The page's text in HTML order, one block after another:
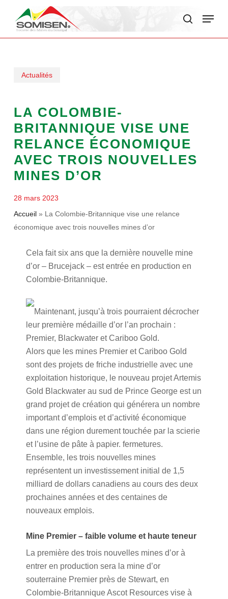
Menu
Actualités
LA COLOMBIE-
BRITANNIQUE VISE UNE
RELANCE ÉCONOMIQUE
AVEC TROIS NOUVELLES
MINES D’OR
28 mars 2023
Accueil» La Colombie-Britannique vise une relance
économique avec trois nouvelles mines d’or
Cela fait six ans que la dernière nouvelle mine
d’or – Brucejack – est entrée en production en
Colombie-Britannique.
Maintenant, jusqu’à trois pourraient décrocher
leur première médaille d’or l’an prochain :
Premier, Blackwater et Cariboo Gold.
Alors que les mines Premier et Cariboo Gold
sont des projets de friche industrielle avec une
exploitation historique, le nouveau projet Artemis
Gold Blackwater au sud de Prince George est un
grand projet de création qui générera un nombre
important d’emplois et d’activité économique
dans une région durement touchée par la scierie
et l’usine de pâte à papier. fermetures.
Ensemble, les trois nouvelles mines
représentent un investissement initial de 1,5
milliard de dollars canadiens au cours des deux
prochaines années et des centaines de
nouveaux emplois.
Mine Premier – faible volume et haute teneur
La première des trois nouvelles mines d’or à
entrer en production sera la mine d’or
souterraine Premier près de Stewart, en
Colombie-Britannique Ascot Resources vise à